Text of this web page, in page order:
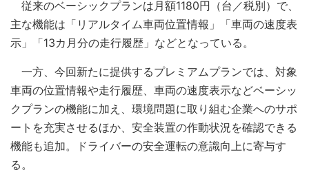
従来のベーシックプランは月額1180円（台／税別）で、
主な機能は「リアルタイム車両位置情報」「車両の速度表
示」「13カ月分の走行履歴」などとなっている。
一方、今回新たに提供するプレミアムプランでは、対象
車両の位置情報や走行履歴、車両の速度表示などベーシッ
クプランの機能に加え、環境問題に取り組む企業へのサポ
ートを充実させるほか、安全装置の作動状況を確認できる
機能も追加。ドライバーの安全運転の意識向上に寄与す
る。